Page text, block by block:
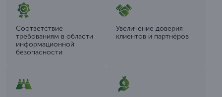
Соответствие
требованиям в области
информационной
безопасности
Увеличение доверия
клиентов и партнёров